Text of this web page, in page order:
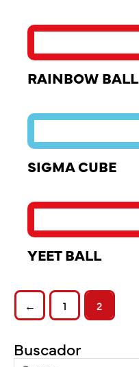
Buscador
RAINBOW BALL
SIGMA CUBE
YEET BALL
← 1 2